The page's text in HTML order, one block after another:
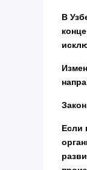
В
Если